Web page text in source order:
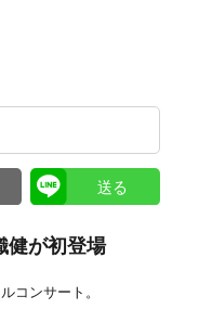
健が初登場
コンサート。